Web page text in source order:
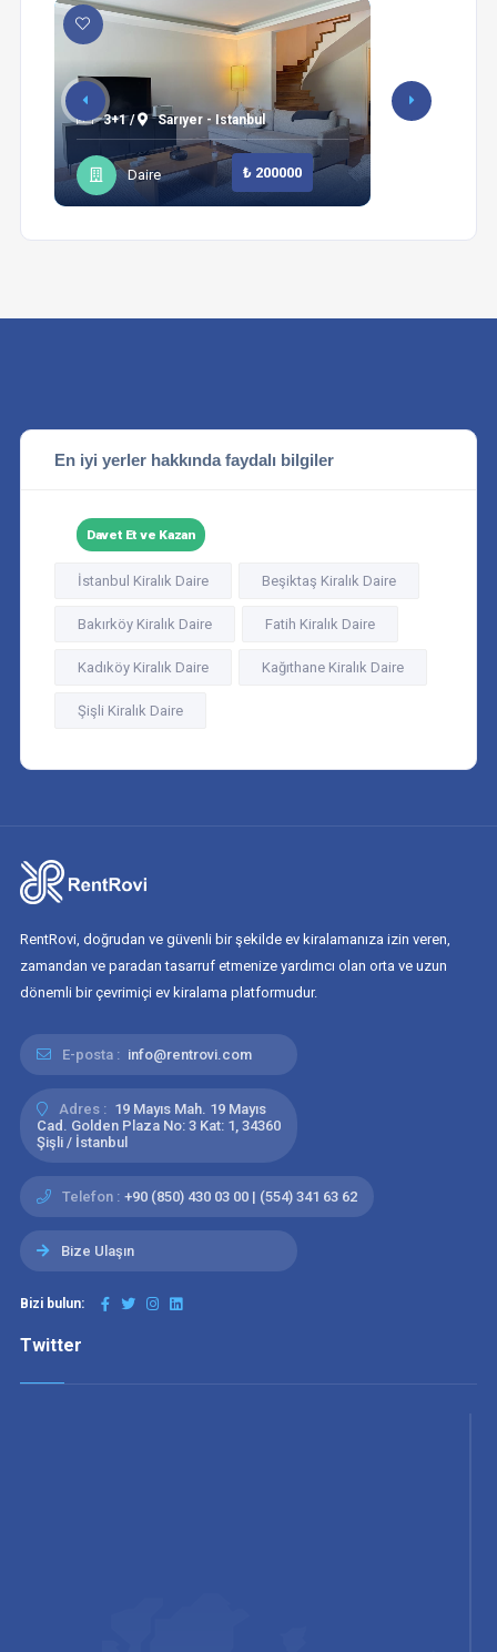
3+1 / Sarıyer - Istanbul
Daire ₺ 200000
En iyi yerler hakkında faydalı bilgiler
Davet Et ve Kazan
İstanbul Kiralık Daire Beşiktaş Kiralık Daire
Bakırköy Kiralık Daire Fatih Kiralık Daire
Kadıköy Kiralık Daire Kağıthane Kiralık Daire
Şişli Kiralık Daire
RentRovi, doğrudan ve güvenli bir şekilde ev kiralamanıza izin veren,
zamandan ve paradan tasarruf etmenize yardımcı olan orta ve uzun
dönemli bir çevrimiçi ev kiralama platformudur.
E-posta : info@rentrovi.com
Adres : 19 Mayıs Mah. 19 Mayıs
Cad. Golden Plaza No: 3 Kat: 1, 34360
Şişli / İstanbul
Telefon : +90 (850) 430 03 00 | (554) 341 63 62
Bize Ulaşın
Bizi bulun:
Twitter